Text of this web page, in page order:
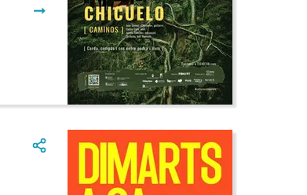
➞